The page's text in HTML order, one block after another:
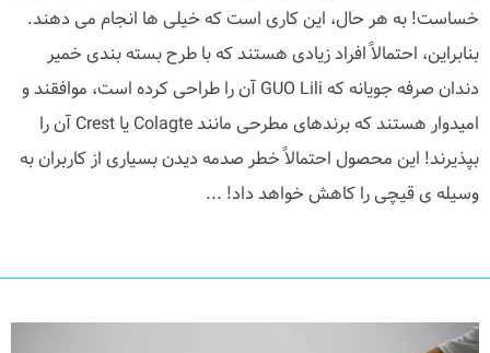
خساست! به هر حال، این کاری است که خیلی ها انجام می دهند.
بنابراین، احتمالاً افراد زیادی هستند که با طرح بسته بندی خمیر
دندان صرفه جویانه که GUO Lili آن را طراحی کرده است، موافقند و
امیدوار هستند که برندهای مطرحی مانند Colagte یا Crest آن را
بپذیرند! این محصول احتمالاً خطر صدمه دیدن بسیاری از کاربران به
وسیله ی قیچی را کاهش خواهد داد! ...